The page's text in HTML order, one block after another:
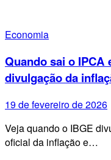
Economia
Quando sai o IPCA
divulgação da
19 de fevereiro de 2026
Veja quando o IBGE
oficial da inflação e…